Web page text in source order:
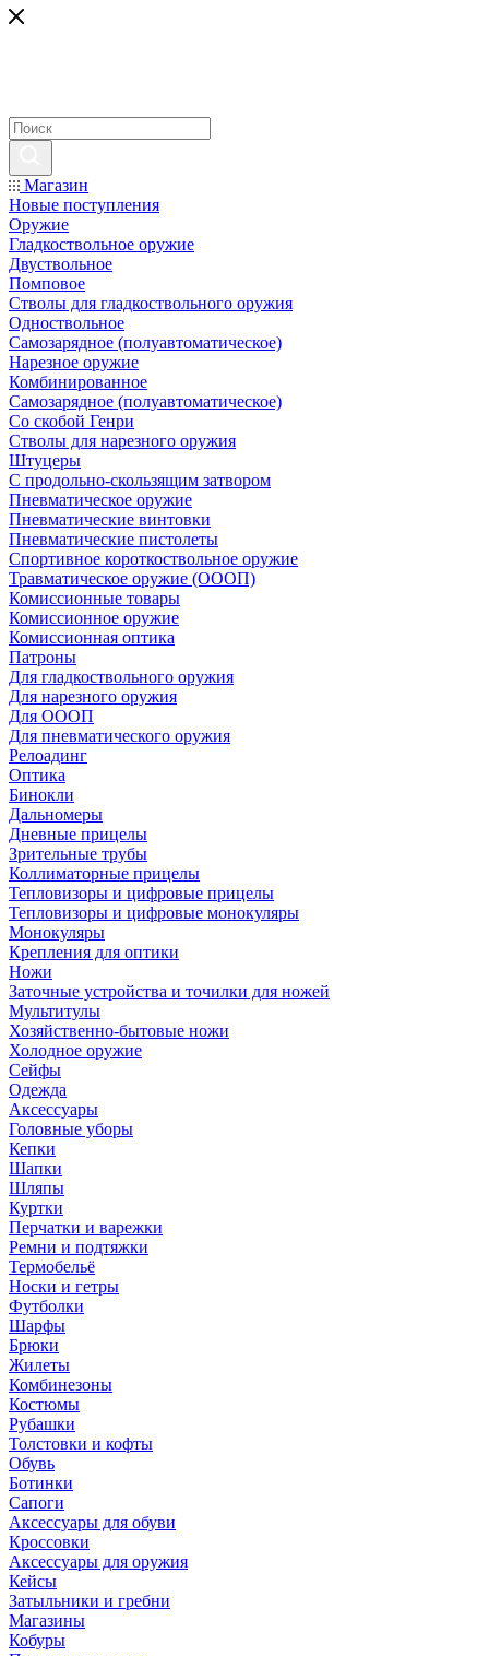
Магазин
Новые поступления
Оружие
Гладкоствольное оружие
Двуствольное
Помповое
Стволы для гладкоствольного оружия
Одноствольное
Самозарядное (полуавтоматическое)
Нарезное оружие
Комбинированное
Самозарядное (полуавтоматическое)
Со скобой Генри
Стволы для нарезного оружия
Штуцеры
С продольно-скользящим затвором
Пневматическое оружие
Пневматические винтовки
Пневматические пистолеты
Спортивное короткоствольное оружие
Травматическое оружие (ОООП)
Комиссионные товары
Комиссионное оружие
Комиссионная оптика
Патроны
Для гладкоствольного оружия
Для нарезного оружия
Для ОООП
Для пневматического оружия
Релоадинг
Оптика
Бинокли
Дальномеры
Дневные прицелы
Зрительные трубы
Коллиматорные прицелы
Тепловизоры и цифровые прицелы
Тепловизоры и цифровые монокуляры
Монокуляры
Крепления для оптики
Ножи
Заточные устройства и точилки для ножей
Мультитулы
Хозяйственно-бытовые ножи
Холодное оружие
Сейфы
Одежда
Аксессуары
Головные уборы
Кепки
Шапки
Шляпы
Куртки
Перчатки и варежки
Ремни и подтяжки
Термобельё
Носки и гетры
Футболки
Шарфы
Брюки
Жилеты
Комбинезоны
Костюмы
Рубашки
Толстовки и кофты
Обувь
Ботинки
Сапоги
Аксессуары для обуви
Кроссовки
Аксессуары для оружия
Кейсы
Затыльники и гребни
Магазины
Кобуры